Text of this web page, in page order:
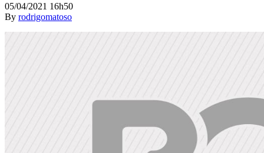
05/04/2021 16h50
By rodrigomatoso